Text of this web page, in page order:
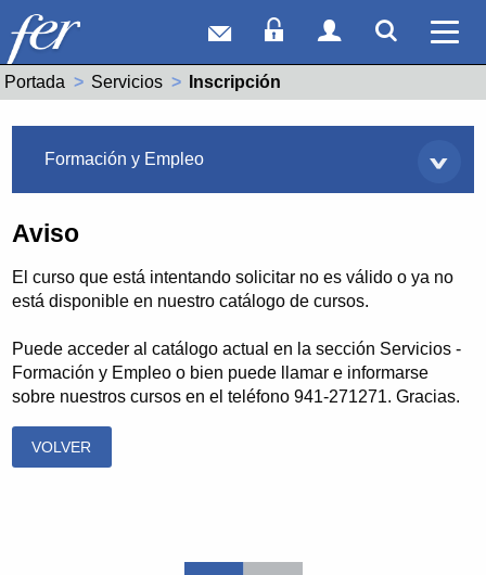
Correo webAcceso Socios
Acceso
Portada Servicios Actual:
Inscripción
Formación y Empleo
Aviso
El curso que está intentando solicitar no es válido o ya no
está disponible en nuestro catálogo de cursos.
Puede acceder al catálogo actual en la sección Servicios -
Formación y Empleo o bien puede llamar e informarse
sobre nuestros cursos en el teléfono 941-271271. Gracias.
VOLVER